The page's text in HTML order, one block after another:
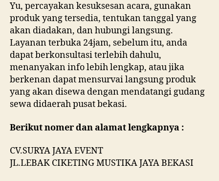
Yu, percayakan kesuksesan acara, gunakan
produk yang tersedia, tentukan tanggal yang
akan diadakan, dan hubungi langsung.
Layanan terbuka 24jam, sebelum itu, anda
dapat berkonsultasi terlebih dahulu,
menanyakan info lebih lengkap, atau jika
berkenan dapat mensurvai langsung produk
yang akan disewa dengan mendatangi gudang
sewa didaerah pusat bekasi.
Berikut nomer dan alamat lengkapnya :
CV.SURYA JAYA EVENT
JL.LEBAK CIKETING MUSTIKA JAYA BEKASI